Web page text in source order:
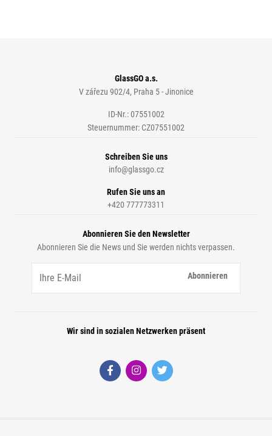
GlassGO a.s.
V zářezu 902/4, Praha 5 - Jinonice
ID-Nr.: 07551002
Steuernummer: CZ07551002
Schreiben Sie uns
info@glassgo.cz
Rufen Sie uns an
+420 777773311
Abonnieren Sie den Newsletter
Abonnieren Sie die News und Sie werden nichts verpassen.
Abonnieren
Wir sind in sozialen Netzwerken präsent